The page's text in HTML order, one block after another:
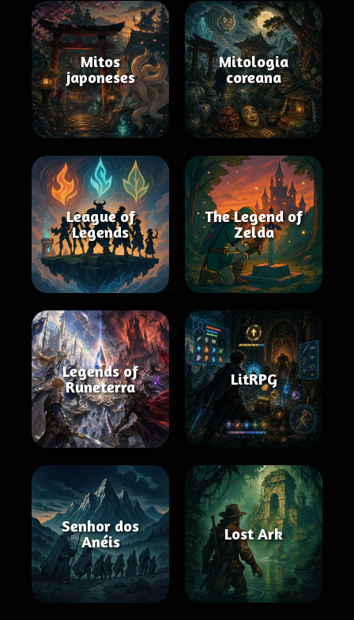
Mitos
japoneses
Mitologia
coreana
League of
Legends
The Legend of
Zelda
Legends of
Runeterra
LitRPG
Senhor dos
Anéis
Lost Ark